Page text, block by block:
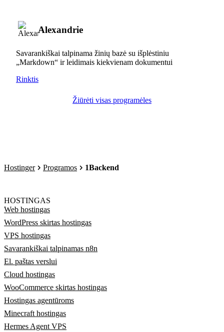
Alexandrie
Savarankiškai talpinama žinių bazė su išplėstiniu
„Markdown“ ir leidimais kiekvienam dokumentui
Rinktis
Žiūrėti visas programėles
Hostinger Programos 1Backend
HOSTINGAS
Web hostingas
WordPress skirtas hostingas
VPS hostingas
Savarankiškai talpinamas n8n
El. paštas verslui
Cloud hostingas
WooCommerce skirtas hostingas
Hostingas agentūroms
Minecraft hostingas
Hermes Agent VPS